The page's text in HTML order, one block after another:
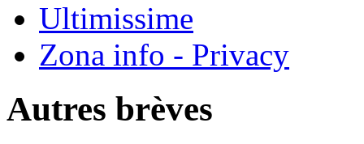
Ultimissime
Zona info - Privacy
Autres brèves